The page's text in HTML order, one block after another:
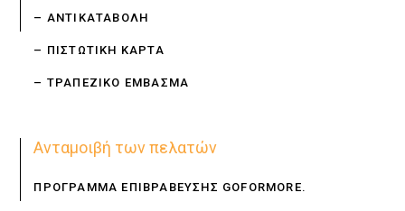
– ΑΝΤΙΚΑΤΑΒΟΛΗ
– ΠΙΣΤΩΤΙΚΗ ΚΑΡΤΑ
– ΤΡΑΠΕΖΙΚΟ ΕΜΒΑΣΜΑ
Ανταμοιβή των πελατών
ΠΡΟΓΡΑΜΜΑ ΕΠΙΒΡΑΒΕΥΣΗΣ GOFORMORE.